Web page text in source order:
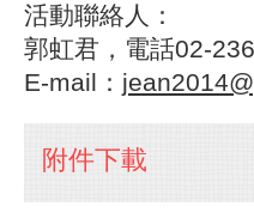
活動聯絡人：
郭虹君，電話02-
E-mail：
附件下載